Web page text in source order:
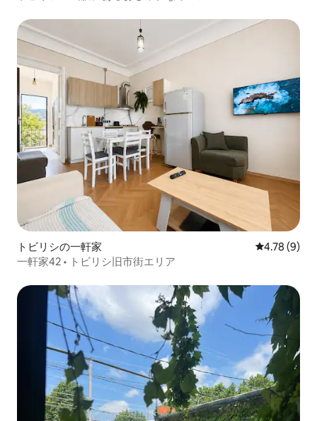
トビリシの一軒家 レビュー9
4.78 (9)
一軒家42 • トビリシ旧市街エリア